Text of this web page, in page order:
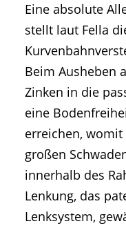
Eine absolute
stellt laut Fella
Beim Ausheben
Zinken in die
eine
erreichen,
großen
innerhalb des
Lenkung, das
Lenksystem,